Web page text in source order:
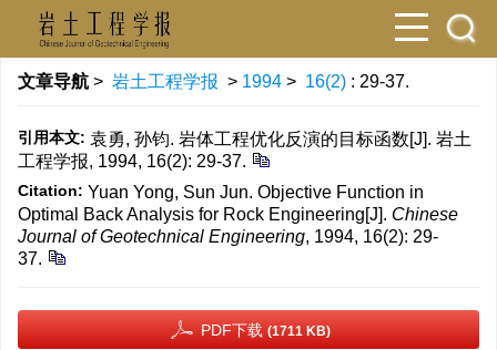
文章导航 > 岩土工程学报 > 1994 > 16(2) : 29-37.
引用本文: 袁勇, 孙钧. 岩体工程优化反演的目标函数[J]. 岩土
工程学报, 1994, 16(2): 29-37.
Citation: Yuan Yong, Sun Jun. Objective Function in
Optimal Back Analysis for Rock Engineering[J]. Chinese
Journal of Geotechnical Engineering, 1994, 16(2): 29-
37.
PDF下载 (1711 KB)